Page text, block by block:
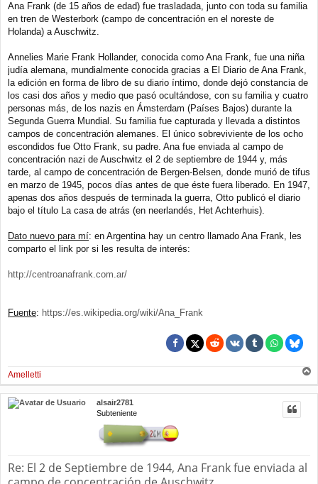
Ana Frank (de 15 años de edad) fue trasladada, junto con toda su familia
en tren de Westerbork (campo de concentración en el noreste de
Holanda) a Auschwitz.
Annelies Marie Frank Hollander, conocida como Ana Frank, fue una niña
judía alemana, mundialmente conocida gracias a El Diario de Ana Frank,
la edición en forma de libro de su diario íntimo, donde dejó constancia de
los casi dos años y medio que pasó ocultándose, con su familia y cuatro
personas más, de los nazis en Ámsterdam (Países Bajos) durante la
Segunda Guerra Mundial. Su familia fue capturada y llevada a distintos
campos de concentración alemanes. El único sobreviviente de los ocho
escondidos fue Otto Frank, su padre. Ana fue enviada al campo de
concentración nazi de Auschwitz el 2 de septiembre de 1944 y, más
tarde, al campo de concentración de Bergen-Belsen, donde murió de tifus
en marzo de 1945, pocos días antes de que éste fuera liberado. En 1947,
apenas dos años después de terminada la guerra, Otto publicó el diario
bajo el título La casa de atrás (en neerlandés, Het Achterhuis).
Dato nuevo para mí: en Argentina hay un centro llamado Ana Frank, les
comparto el link por si les resulta de interés:
http://centroanafrank.com.ar/
Fuente: https://es.wikipedia.org/wiki/Ana_Frank
Amelletti
r
r
alsair2781
Subteniente
Re: El 2 de Septiembre de 1944, Ana Frank fue enviada al